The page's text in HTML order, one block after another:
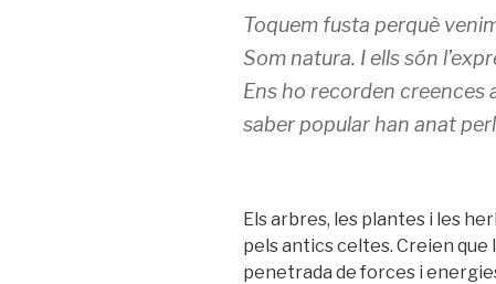
Toquem fusta perquè
Som natura. I ells són
Ens ho recorden
saber popular han anat
Els arbres, les plantes i les
pels antics celtes. Creien que
penetrada de forces i